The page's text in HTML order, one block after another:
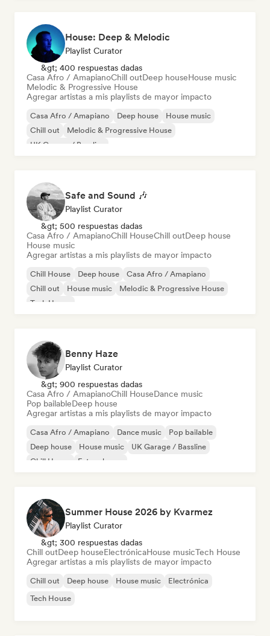
House: Deep & Melodic
Playlist Curator
&gt; 400 respuestas dadas
Casa Afro / AmapianoChill outDeep houseHouse music
Melodic & Progressive House
Agregar artistas a mis playlists de mayor impacto
Casa Afro / Amapiano Deep house
House music
Chill out
Melodic & Progressive House
UK Garage / Bassline
Safe and Sound 🎶
Playlist Curator
&gt; 500 respuestas dadas
Casa Afro / AmapianoChill HouseChill outDeep house
House music
Agregar artistas a mis playlists de mayor impacto
Chill House Deep house
Casa Afro / Amapiano
Chill out
House music
Melodic & Progressive House
Tech House
Benny Haze
Playlist Curator
&gt; 900 respuestas dadas
Casa Afro / AmapianoChill HouseDance music
Pop bailableDeep house
Agregar artistas a mis playlists de mayor impacto
Casa Afro / Amapiano Dance music
Pop bailable
Deep house
House music
UK Garage / Bassline
Chill House
Future house
Summer House 2026 by Kvarmez
Playlist Curator
&gt; 300 respuestas dadas
Chill outDeep houseElectrónicaHouse musicTech House
Agregar artistas a mis playlists de mayor impacto
Chill out Deep house House music
Electrónica
Tech House